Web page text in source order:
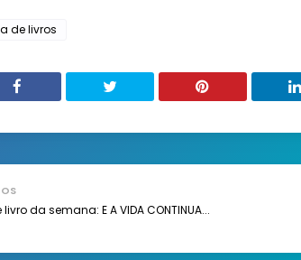
de livros
da semana: E A VIDA CONTINUA...